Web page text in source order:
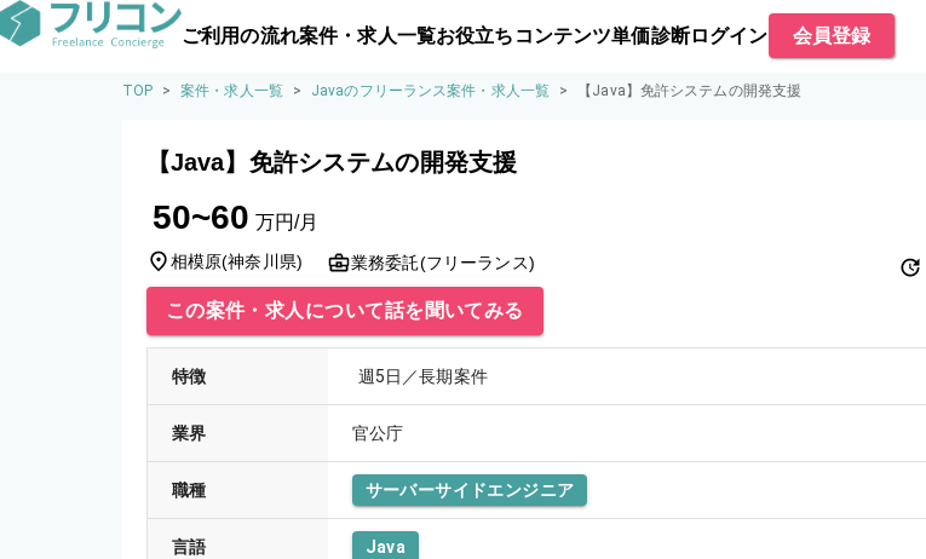
ご利用の流れ案件・求人一覧お役立ちコンテンツ単価診断ログイン 会員登録
TOP > 案件・求人一覧 > Javaのフリーランス案件・求人一覧 > 【Java】免許システムの開発支援
【Java】免許システムの開発支援
50~60 万円/月
相模原(神奈川県) 業務委託(フリーランス)
この案件・求人について話を聞いてみる
特徴 週5日／長期案件
業界 官公庁
職種 サーバーサイドエンジニア
言語 Java